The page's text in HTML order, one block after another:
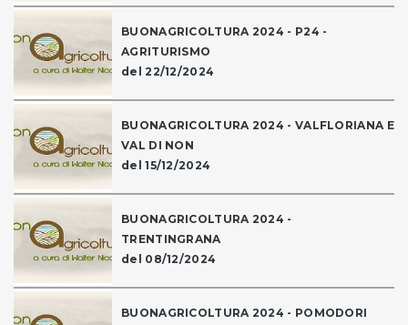
BUONAGRICOLTURA 2024 - P24 -
AGRITURISMO
del 22/12/2024
BUONAGRICOLTURA 2024 - VALFLORIANA E
VAL DI NON
del 15/12/2024
BUONAGRICOLTURA 2024 -
TRENTINGRANA
del 08/12/2024
BUONAGRICOLTURA 2024 - POMODORI